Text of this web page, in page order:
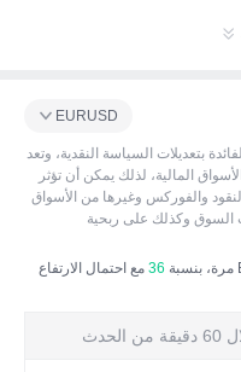
EURUSD
بتعديلات السياسة النقدية، وتعد
المالية، لذلك يمكن أن تؤثر
والفوركس وغيرها من الأسواق
السوق وكذلك على ربحية
36 مع احتمال الارتفاع
الحدث